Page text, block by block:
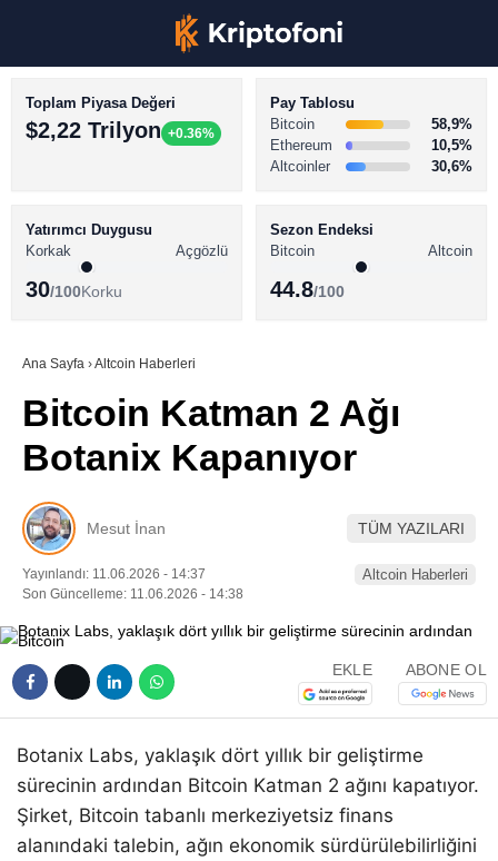
Youtube
TikTok
Pinterest
BİTCOİN HABERLERİ
ALTCOİN HABERLERİ
SÖZLÜK
Toplam Piyasa Değeri
$2,22 Trilyon +0.36%
Pay Tablosu
Bitcoin
58,9%
Ethereum
10,5%
Altcoinler
30,6%
Yatırımcı Duygusu
Korkak
Açgözlü
30/100Korku
Sezon Endeksi
Bitcoin
Altcoin
44.8/100
Ana Sayfa ›Altcoin Haberleri
Bitcoin Katman 2 Ağı
Botanix Kapanıyor
Mesut İnan TÜM YAZILARI
Yayınlandı: 11.06.2026 - 14:37
Son Güncelleme: 11.06.2026 - 14:38
Altcoin Haberleri
EKLE ABONE OL
Botanix Labs, yaklaşık dört yıllık bir geliştirme
sürecinin ardından Bitcoin Katman 2 ağını kapatıyor.
Şirket, Bitcoin tabanlı merkeziyetsiz finans
alanındaki talebin, ağın ekonomik sürdürülebilirliğini